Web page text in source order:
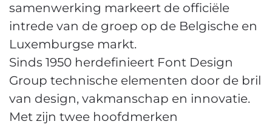
samenwerking markeert de officiële
intrede van de groep op de Belgische en
Luxemburgse markt.
Sinds 1950 herdefinieert Font Design
Group technische elementen door de bril
van design, vakmanschap en innovatie.
Met zijn twee hoofdmerken